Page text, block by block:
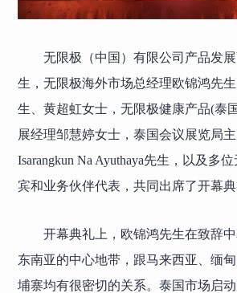
无限极（中国）有限公司产品发
生，无限极海外市场总经理欧锦鸿先
生、黄超虹女士，无限极健康产品(泰
展经理邹慧婷女士，泰国会议展览局
Isarangkun Na Ayuthaya先生，以及多
宾和业务伙伴代表，共同出席了开幕典
开幕典礼上，欧锦鸿先生在致辞
东南亚的中心地带，跟马来西亚、缅
埔寨均有很密切的关系。泰国市场启